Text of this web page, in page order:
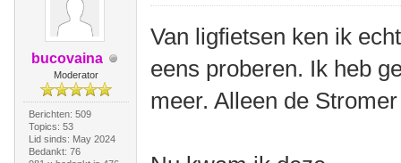
bucovaina
Moderator
Berichten: 509
Topics: 53
Lid sinds: May 2024
Bedankt: 76
Van ligfietsen ken ik
eens proberen. Ik heb
meer. Alleen de